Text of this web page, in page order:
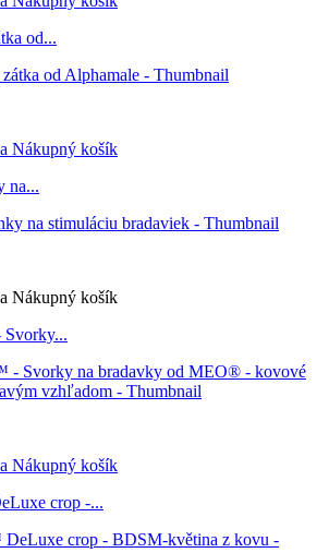
od...
Nákupný košík
na...
Nákupný košík
Nákupný košík
crop -...